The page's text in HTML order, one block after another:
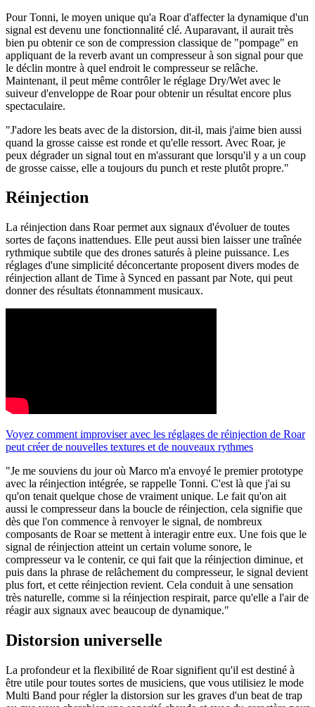
Pour Tonni, le moyen unique qu'a Roar d'affecter la dynamique d'un
signal est devenu une fonctionnalité clé. Auparavant, il aurait très
bien pu obtenir ce son de compression classique de "pompage" en
appliquant de la reverb avant un compresseur à son signal pour que
le déclin montre à quel endroit le compresseur se relâche.
Maintenant, il peut même contrôler le réglage Dry/Wet avec le
suiveur d'enveloppe de Roar pour obtenir un résultat encore plus
spectaculaire.
"J'adore les beats avec de la distorsion, dit-il, mais j'aime bien aussi
quand la grosse caisse est ronde et qu'elle ressort. Avec Roar, je
peux dégrader un signal tout en m'assurant que lorsqu'il y a un coup
de grosse caisse, elle a toujours du punch et reste plutôt propre."
Réinjection
La réinjection dans Roar permet aux signaux d'évoluer de toutes
sortes de façons inattendues. Elle peut aussi bien laisser une traînée
rythmique subtile que des drones saturés à pleine puissance. Les
réglages d'une simplicité déconcertante proposent divers modes de
réinjection allant de Time à Synced en passant par Note, qui peut
donner des résultats étonnamment musicaux.
Voyez comment improviser avec les réglages de réinjection de Roar
peut créer de nouvelles textures et de nouveaux rythmes
"Je me souviens du jour où Marco m'a envoyé le premier prototype
avec la réinjection intégrée, se rappelle Tonni. C'est là que j'ai su
qu'on tenait quelque chose de vraiment unique. Le fait qu'on ait
aussi le compresseur dans la boucle de réinjection, cela signifie que
dès que l'on commence à renvoyer le signal, de nombreux
composants de Roar se mettent à interagir entre eux. Une fois que le
signal de réinjection atteint un certain volume sonore, le
compresseur va le contenir, ce qui fait que la réinjection diminue, et
puis dans la phrase de relâchement du compresseur, le signal devient
plus fort, et cette réinjection revient. Cela conduit à une sensation
très naturelle, comme si la réinjection respirait, parce qu'elle a l'air de
réagir aux signaux avec beaucoup de dynamique."
Distorsion universelle
La profondeur et la flexibilité de Roar signifient qu'il est destiné à
être utile pour toutes sortes de musiciens, que vous utilisiez le mode
Multi Band pour régler la distorsion sur les graves d'un beat de trap